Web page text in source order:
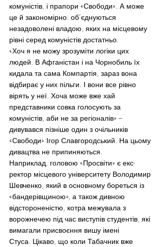
комуністів, і прапори «Свободи». А може
це й закономірно: об’єднуються
незадоволені владою, яких на місцевому
рівні серед комуністів достатньо.
«Хоч я не можу зрозуміти логіки цих
людей. В Афганістан і на Чорнобиль їх
кидала та сама Компартія, зараз вона
відбирає у них пільги. І вони все рівно
вірять у неї. Хоча може вже хай
представники совка голосують за
комуністів, аби не за регіоналів» –
дивувався пізніше один з очільників
«Свободи» Ігор Славгородський. На цьому
дивацтва не припиняються.
Наприклад, головою «Просвіти» є екс-
ректор місцевого університету Володимир
Шевченко, який в основному бореться із
«бандерівщиною», а також дивною
відстороненістю, котра межувала з
ворожнечею під час виступів студентів, які
вимагали присвоєння вишу імені
Стуса. Цікаво, що коли Табачник вже